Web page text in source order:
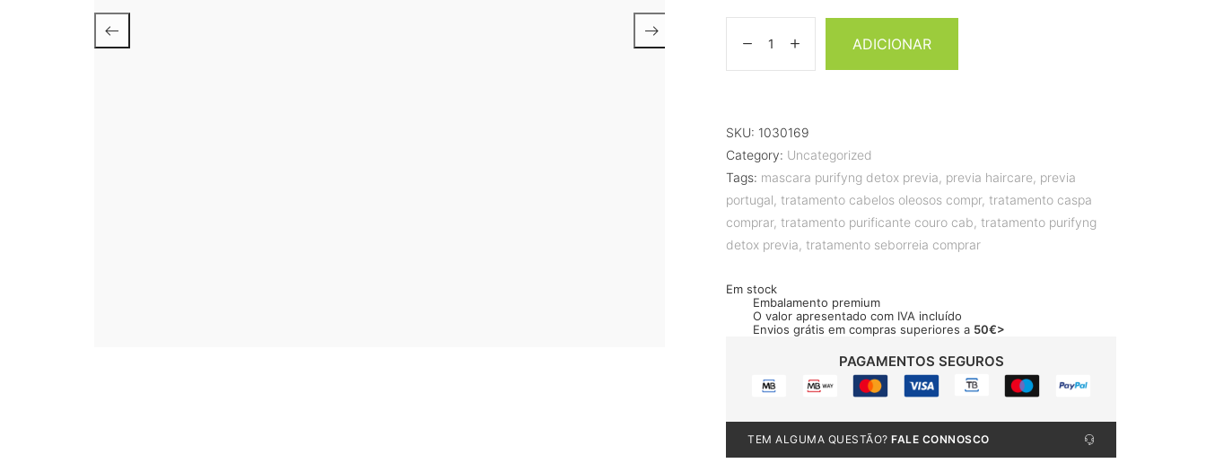
ADICIONAR
SKU: 1030169
Category: Uncategorized
Tags: mascara purifyng detox previa, previa haircare, previa
portugal,tratamento cabelos oleosos compr,tratamento caspa
comprar,tratamento purificante couro cab,tratamento purifyng
detox previa,tratamento seborreia comprar
Em stock
Embalamento premium
O valor apresentado com IVA incluído
Envios grátis em compras superiores a 50€>
PAGAMENTOS SEGUROS
TEM ALGUMA QUESTÃO?FALE CONNOSCO